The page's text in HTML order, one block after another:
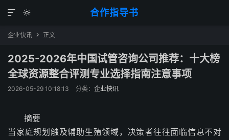
合作指导书


企业快讯  正文
2025-2026年中国试管咨询公司推荐：十大榜
全球资源整合评测专业选择指南注意事项
2026-05-29 10:18:13 分类： 企业快讯
摘要
当家庭规划触及辅助生殖领域，决策者往往面临信息不对